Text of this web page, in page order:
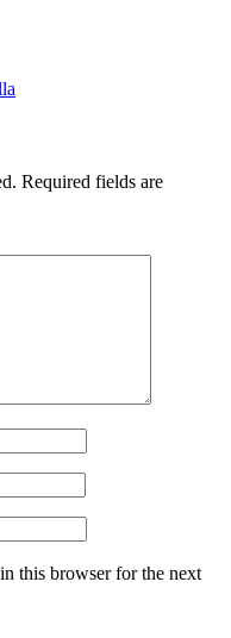
Required fields are
this browser for the next